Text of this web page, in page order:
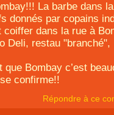
La barbe dans
donnés par copains
dans la rue à
Deli, restau "branché",
Bombay c’est
confirme!!
Répondre à ce